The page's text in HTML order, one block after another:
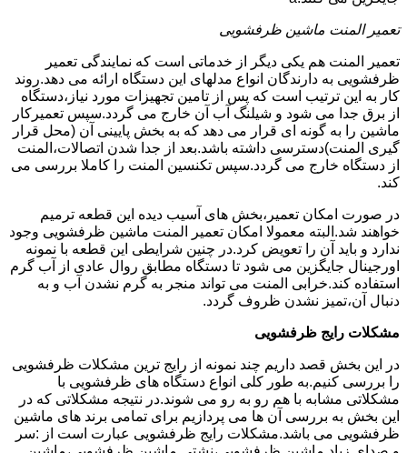
تعمیر المنت ماشین ظرفشویی
تعمیر المنت هم یکی دیگر از خدماتی است که نمایندگی تعمیر
ظرفشویی به دارندگان انواع مدلهای این دستگاه ارائه می دهد.روند
کار به این ترتیب است که پس از تامین تجهیزات مورد نیاز،دستگاه
از برق جدا می شود و شیلنگ آب آن خارج می گردد.سپس تعمیرکار
ماشین را به گونه ای قرار می دهد که به بخش پایینی آن (محل قرار
گیری المنت)دسترسی داشته باشد.بعد از جدا شدن اتصالات،المنت
از دستگاه خارج می گردد.سپس تکنسین المنت را کاملا بررسی می
کند.
در صورت امکان تعمیر،بخش های آسیب دیده این قطعه ترمیم
خواهند شد.البته معمولا امکان تعمیر المنت ماشین ظرفشویی وجود
ندارد و باید آن را تعویض کرد.در چنین شرایطی این قطعه با نمونه
اورجینال جایگزین می شود تا دستگاه مطابق روال عادی از آب گرم
استفاده کند.خرابی المنت می تواند منجر به گرم نشدن آب و به
دنبال آن،تمیز نشدن ظروف گردد.
مشکلات رایج ظرفشویی
در این بخش قصد داریم چند نمونه از رایج ترین مشکلات ظرفشویی
را بررسی کنیم.به طور کلی انواع دستگاه های ظرفشویی با
مشکلاتی مشابه با هم رو به رو می شوند.در نتیجه مشکلاتی که در
این بخش به بررسی آن ها می پردازیم برای تمامی برند های ماشین
ظرفشویی می باشد.مشکلات رایج ظرفشویی عبارت است از :سر